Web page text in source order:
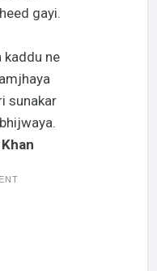
gayi.
kaddu ne
sunakar